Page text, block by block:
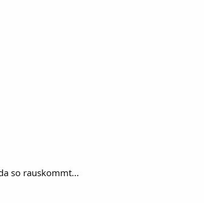
so rauskommt...